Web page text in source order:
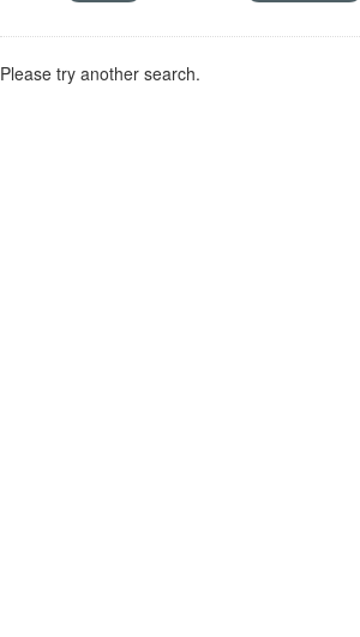
Please try another search.